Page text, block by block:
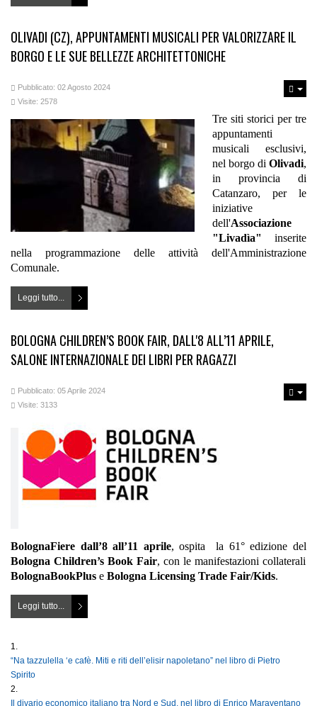
OLIVADI (CZ), APPUNTAMENTI MUSICALI PER VALORIZZARE IL
BORGO E LE SUE BELLEZZE ARCHITETTONICHE
Pubblicato: 02 Agosto 2024
Visite: 2578
Tre siti storici per tre
appuntamenti
musicali esclusivi,
nel borgo di Olivadi,
in provincia di
Catanzaro, per le
iniziative
dell'Associazione
"Livadìa"
inserite
nella programmazione delle attività dell'Amministrazione
Comunale.
Leggi tutto...
BOLOGNA CHILDREN’S BOOK FAIR, DALL'8 ALL’11 APRILE,
SALONE INTERNAZIONALE DEI LIBRI PER RAGAZZI
Pubblicato: 05 Aprile 2024
Visite: 3133
BolognaFiere dall’8 all’11 aprile, ospita la 61° edizione del
Bologna Children’s Book Fair, con le manifestazioni collaterali
BolognaBookPlus e Bologna Licensing Trade Fair/Kids.
Leggi tutto...
“Na tazzulella ‘e cafè. Miti e riti dell’elisir napoletano” nel libro di Pietro
Spirito
Il divario economico italiano tra Nord e Sud, nel libro di Enrico Maraventano